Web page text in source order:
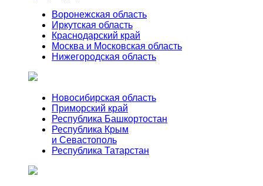
Воронежская область
Иркутская область
Краснодарский край
Москва и Московская область
Нижегородская область
Новосибирская область
Приморский край
Республика Башкортостан
Республика Крым
и Севастополь
Республика Татарстан